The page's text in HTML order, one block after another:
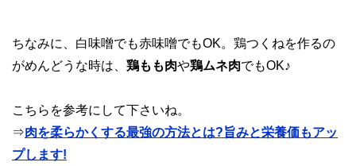
ちなみに、白味噌でも赤味噌でもOK。鶏つくねを作るの
がめんどうな時は、 鶏もも肉や鶏ムネ肉でもOK♪
こちらを参考にして下さいね。
⇒肉を柔らかくする最強の方法とは?旨みと栄養価もアッ
プします!